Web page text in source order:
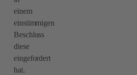
einem
einstimmigen
Beschluss
diese
eingefordert
hat.